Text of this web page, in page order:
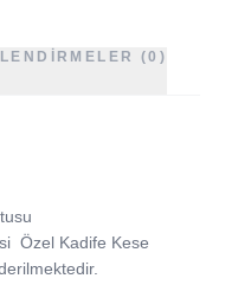
(0)
Özel Kadife Kese